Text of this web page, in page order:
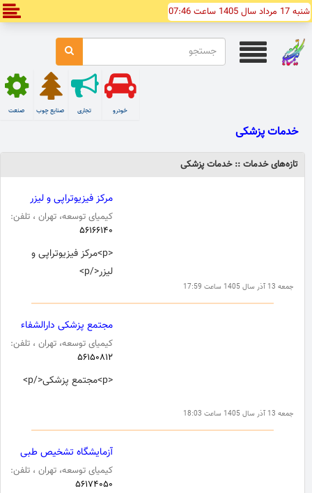
شنبه 17 مرداد سال 1405 ساعت 07:46
صنعت صنایع چوب تجاری خودرو
خدمات پزشکی
تازه‌های خدمات :: خدمات پزشکی
جمعه 13 آذر سال 1405 ساعت 17:59
مرکز فیزیوتراپی و لیزر
کیمیای توسعه، تهران ، تلفن:
۵۶۱۶۶۱۴۰
<p>مرکز فیزیوتراپی و
لیزر</p>
جمعه 13 آذر سال 1405 ساعت 18:03
مجتمع پزشکی دارالشفاء
کیمیای توسعه، تهران ، تلفن:
۵۶۱۵۰۸۱۲
<p>مجتمع پزشکی</p>
آزمایشگاه تشخیص طبی
کیمیای توسعه، تهران ، تلفن:
۵۶۱۷۴۰۵۰